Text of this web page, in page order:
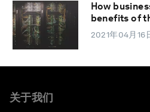
How
benefits of
2021年04月16
关于我们